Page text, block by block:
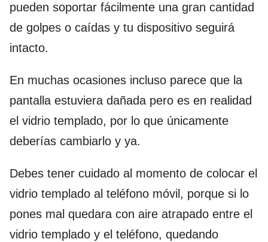
pueden soportar fácilmente una gran cantidad
de golpes o caídas y tu dispositivo seguirá
intacto.
En muchas ocasiones incluso parece que la
pantalla estuviera dañada pero es en realidad
el vidrio templado, por lo que únicamente
deberías cambiarlo y ya.
Debes tener cuidado al momento de colocar el
vidrio templado al teléfono móvil, porque si lo
pones mal quedara con aire atrapado entre el
vidrio templado y el teléfono, quedando